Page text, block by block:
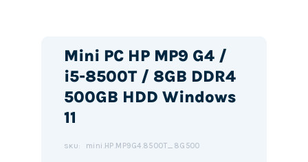
Mini PC HP MP9 G4 /
i5-8500T / 8GB DDR4
500GB HDD Windows
11
SKU: mini.HP.MP9G4.8500T_8G500